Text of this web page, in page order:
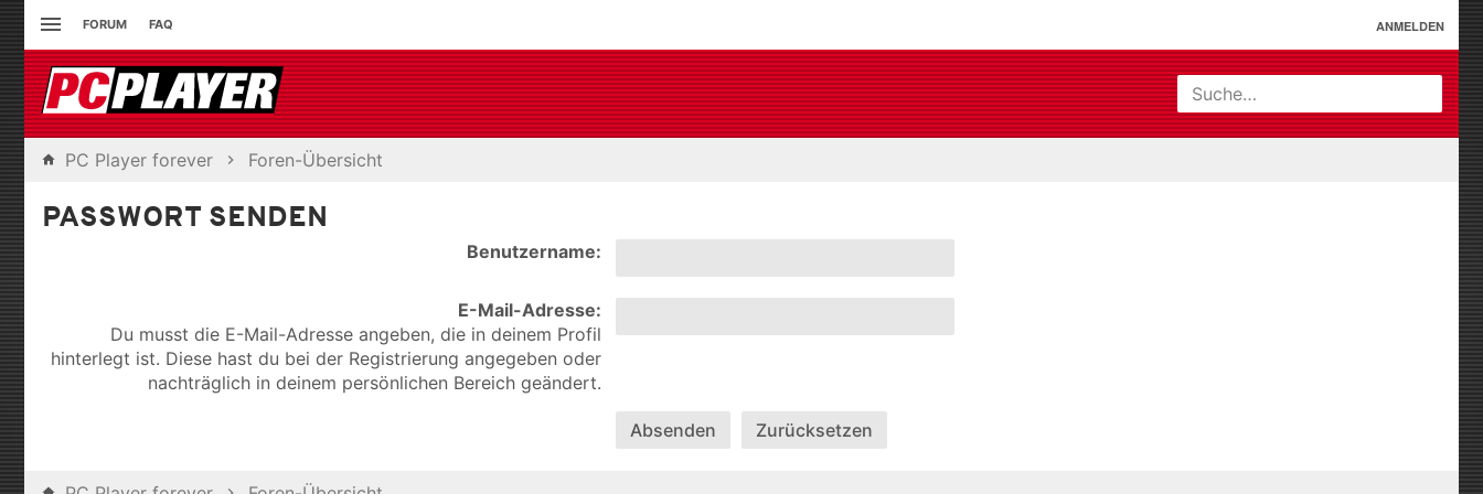
FORUM FAQ ANMELDEN
Suche…
PC Player forever Foren-Übersicht
PASSWORT SENDEN
Benutzername:
E-Mail-Adresse:
Du musst die E-Mail-Adresse angeben, die in deinem Profil
hinterlegt ist. Diese hast du bei der Registrierung angegeben oder
nachträglich in deinem persönlichen Bereich geändert.